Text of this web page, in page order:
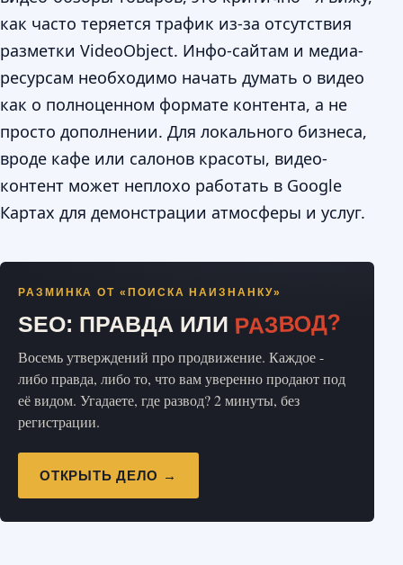
как часто теряется трафик из-за отсутствия
разметки VideoObject. Инфо-сайтам и медиа-
ресурсам необходимо начать думать о видео
как о полноценном формате контента, а не
просто дополнении. Для локального бизнеса,
вроде кафе или салонов красоты, видео-
контент может неплохо работать в Google
Картах для демонстрации атмосферы и услуг.
РАЗМИНКА ОТ «ПОИСКА НАИЗНАНКУ»
SEO: ПРАВДА ИЛИ РАЗВОД?
Восемь утверждений про продвижение. Каждое -
либо правда, либо то, что вам уверенно продают под
её видом. Угадаете, где развод? 2 минуты, без
регистрации.
ОТКРЫТЬ ДЕЛО →